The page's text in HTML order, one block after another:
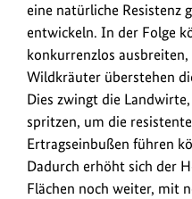
eine natürliche Resistenz
entwickeln. In der Folge
konkurrenzlos
Wildkräuter überstehen
Dies zwingt die
spritzen, um die
Ertragseinbußen führen
Dadurch erhöht sich der
Flächen noch weiter, mit